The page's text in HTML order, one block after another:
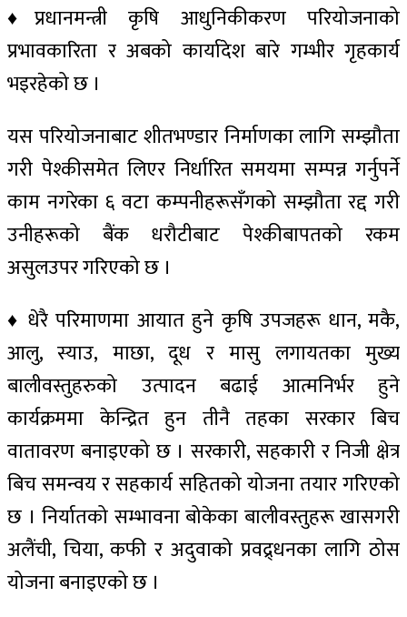
♦प्रधानमन्त्री कृषि आधुनिकीकरण परियोजनाको
प्रभावकारिता र अबको कार्यादेश बारे गम्भीर गृहकार्य
भइरहेको छ ।
यस परियोजनाबाट शीतभण्डार निर्माणका लागि सम्झौता
गरी पेश्कीसमेत लिएर निर्धारित समयमा सम्पन्न गर्नुपर्ने
काम नगरेका ६ वटा कम्पनीहरूसँगको सम्झौता रद्द गरी
उनीहरूको बैंक धरौटीबाट पेश्कीबापतको रकम
असुलउपर गरिएको छ ।
♦ धेरै परिमाणमा आयात हुने कृषि उपजहरू धान, मकै,
आलु, स्याउ, माछा, दूध र मासु लगायतका मुख्य
बालीवस्तुहरुको उत्पादन बढाई आत्मनिर्भर हुने
कार्यक्रममा केन्द्रित हुन तीनै तहका सरकार बिच
वातावरण बनाइएको छ । सरकारी, सहकारी र निजी क्षेत्र
बिच समन्वय र सहकार्य सहितको योजना तयार गरिएको
छ । निर्यातको सम्भावना बोकेका बालीवस्तुहरू खासगरी
अलैंची, चिया, कफी र अदुवाको प्रवद्र्धनका लागि ठोस
योजना बनाइएको छ ।